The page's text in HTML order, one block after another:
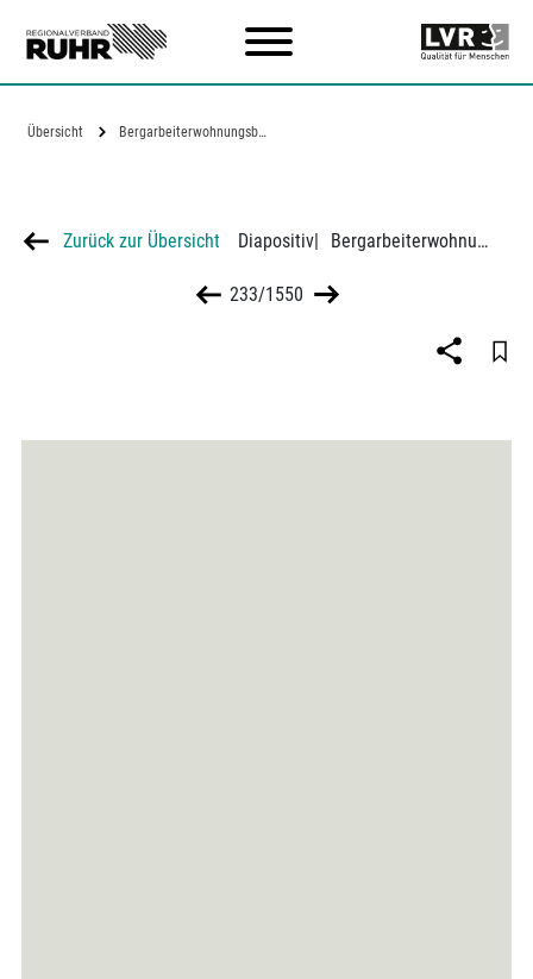
Übersicht Bergarbeiterwohnungsbau im…
Zurück zur Übersicht Diapositiv| Bergarbeiterwohnungsbau im Ruhrkohlenbezirk nach Bauträgern 1945-1954
233/1550